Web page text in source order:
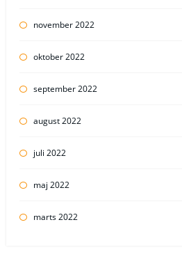
november 2022
oktober 2022
september 2022
august 2022
juli 2022
maj 2022
marts 2022